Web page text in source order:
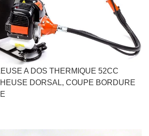
A DOS THERMIQUE 52CC
DORSAL, COUPE BORDURE